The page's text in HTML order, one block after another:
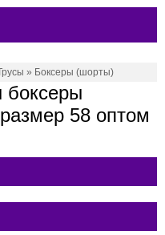
» Боксеры (шорты)
боксеры
58 оптом